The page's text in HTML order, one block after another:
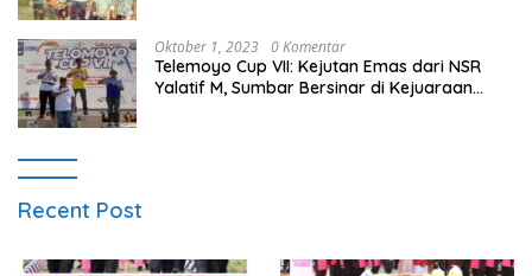
Oktober 1, 2023 0 Komentar
Telemoyo Cup VII: Kejutan Emas dari NSR
Yalatif M, Sumbar Bersinar di Kejuaraan
Recent Post